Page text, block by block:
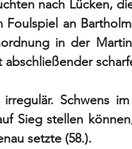
nach Lücken,
Foulspiel an
in der
abschließender
Schwens
Sieg stellen
setzte (58.).